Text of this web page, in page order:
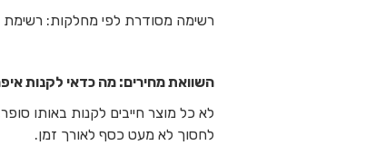
רשימה מסודרת לפי מחלקות: רשימת
השוואת מחירים: מה כדאי לקנות
לא כל מוצר חייבים לקנות באותו
לחסוך לא מעט כסף לאורך זמן.